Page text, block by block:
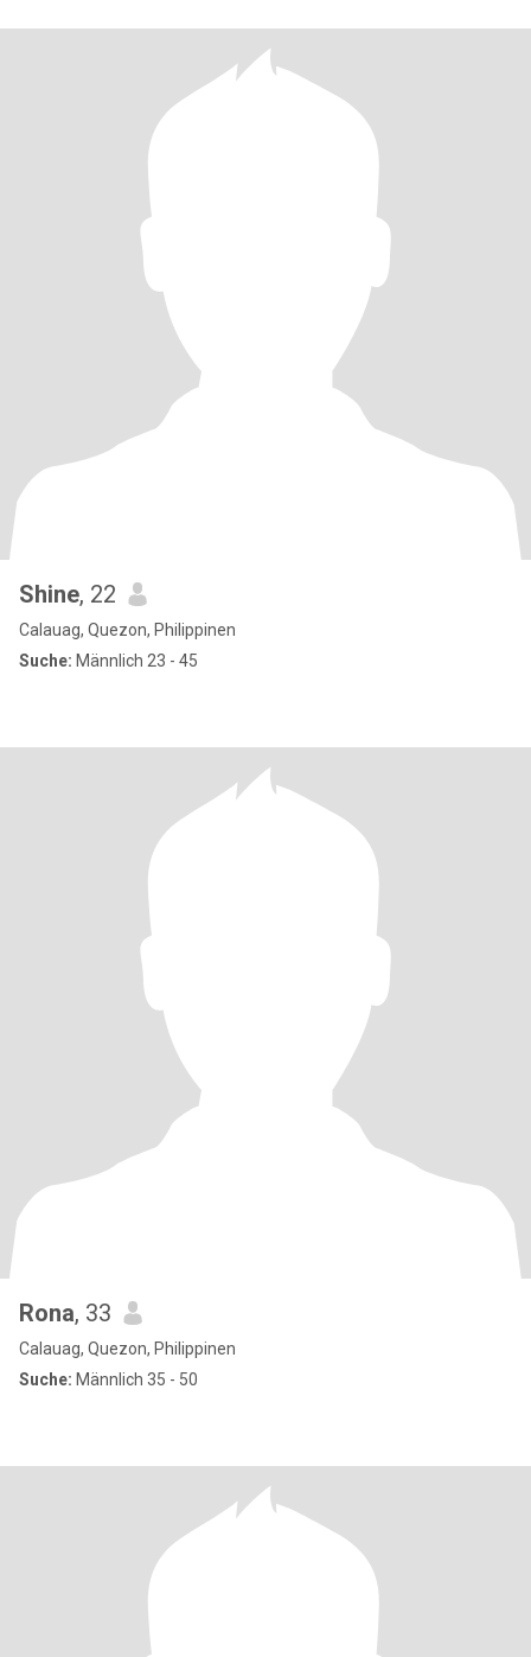
Shine, 22
Calauag, Quezon, Philippinen
Suche: Männlich 23 - 45
Rona, 33
Calauag, Quezon, Philippinen
Suche: Männlich 35 - 50